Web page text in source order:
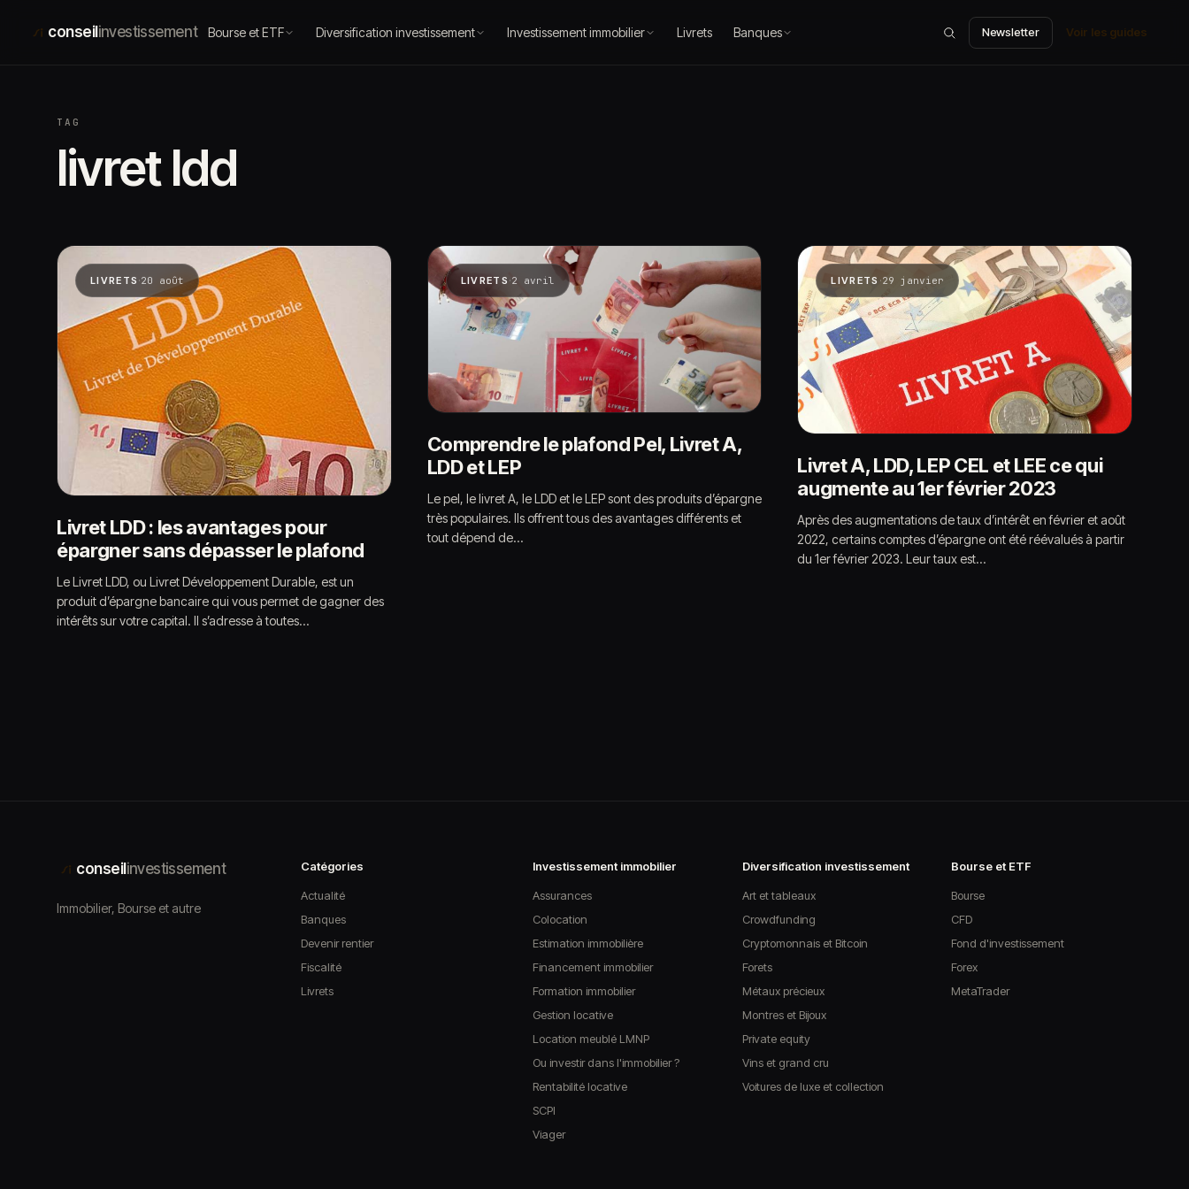
conseil investissement Bourse et ETF Diversification investissement Investissement immobilier Livrets Banques Newsletter Voir les guides
TAG
livret ldd
LIVRETS ·20 août
Livret LDD : les avantages pour
épargner sans dépasser le plafond
Le Livret LDD, ou Livret Développement Durable, est un
produit d’épargne bancaire qui vous permet de gagner des
intérêts sur votre capital. Il s’adresse à toutes…
LIVRETS ·2 avril
Comprendre le plafond Pel, Livret A,
LDD et LEP
Le pel, le livret A, le LDD et le LEP sont des produits d’épargne
très populaires. Ils offrent tous des avantages différents et
tout dépend de…
LIVRETS ·29 janvier
Livret A, LDD, LEP CEL et LEE ce qui
augmente au 1er février 2023
Après des augmentations de taux d’intérêt en février et août
2022, certains comptes d’épargne ont été réévalués à partir
du 1er février 2023. Leur taux est…
conseil investissement
Immobilier, Bourse et autre
Catégories
Actualité
Banques
Devenir rentier
Fiscalité
Livrets
Investissement immobilier
Assurances
Colocation
Estimation immobilière
Financement immobilier
Formation immobilier
Gestion locative
Location meublé LMNP
Ou investir dans l'immobilier ?
Rentabilité locative
SCPI
Viager
Diversification investissement
Art et tableaux
Crowdfunding
Cryptomonnais et Bitcoin
Forets
Métaux précieux
Montres et Bijoux
Private equity
Vins et grand cru
Voitures de luxe et collection
Bourse et ETF
Bourse
CFD
Fond d'investissement
Forex
MetaTrader